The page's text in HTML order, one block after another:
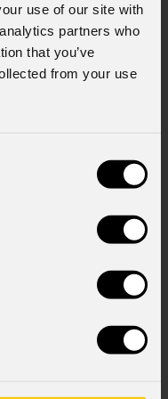
use of our site with
partners who
that you’ve
from your use
e iniziative di
dati
ai sensi